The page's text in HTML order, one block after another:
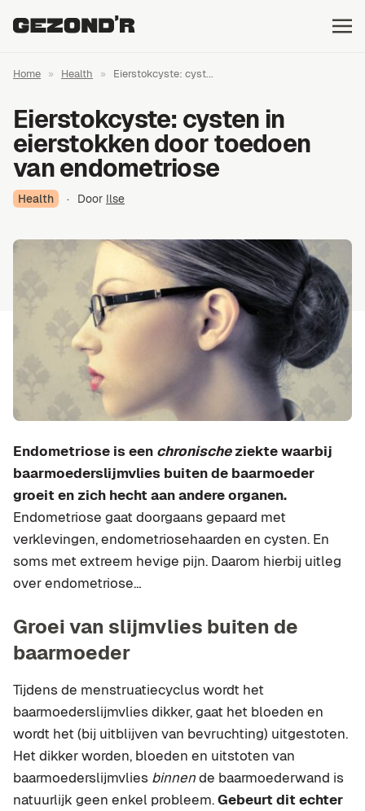
Home » Health » Eierstokcyste: cyst...
Eierstokcyste: cysten in
eierstokken door toedoen
van endometriose
Health · Door Ilse
Endometriose is een chronischeziekte waarbij
baarmoederslijmvlies buiten de baarmoeder
groeit en zich hecht aan andere organen.
Endometriose gaat doorgaans gepaard met
verklevingen, endometriosehaarden en cysten. En
soms met extreem hevige pijn. Daarom hierbij uitleg
over endometriose…
Groei van slijmvlies buiten de
baarmoeder
Tijdens de menstruatiecyclus wordt het
baarmoederslijmvlies dikker, gaat het bloeden en
wordt het (bij uitblijven van bevruchting) uitgestoten.
Het dikker worden, bloeden en uitstoten van
baarmoederslijmvlies binnende baarmoederwand is
natuurlijk geen enkel probleem.Gebeurt dit echter